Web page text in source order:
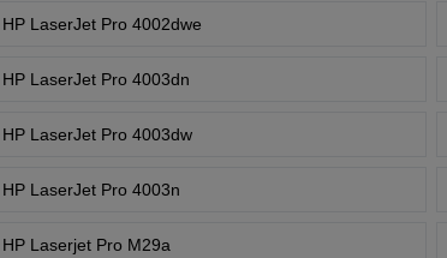
HP LaserJet Pro 4002dwe
HP LaserJet Pro 4003dn
HP LaserJet Pro 4003dw
HP LaserJet Pro 4003n
HP Laserjet Pro M29a